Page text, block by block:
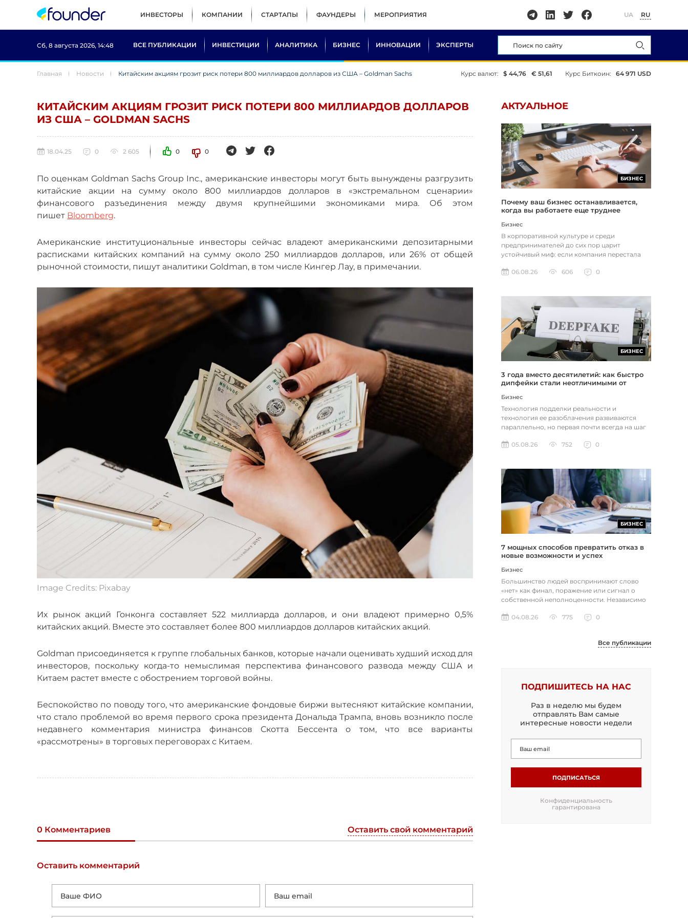
ИНВЕСТОРЫ КОМПАНИИ СТАРТАПЫ ФАУНДЕРЫ МЕРОПРИЯТИЯ UA RU
Сб, 8 августа 2026, 14:48 ВСЕ ПУБЛИКАЦИИ ИНВЕСТИЦИИ АНАЛИТИКА БИЗНЕС ИННОВАЦИИ ЭКСПЕРТЫ
Главная Новости Китайским акциям грозит риск потери 800 миллиардов долларов из США – Goldman Sachs Курс валют: $ 44,76 € 51,61 Курс Биткоин: 64 971 USD
КИТАЙСКИМ АКЦИЯМ ГРОЗИТ РИСК ПОТЕРИ 800 МИЛЛИАРДОВ ДОЛЛАРОВ
ИЗ США – GOLDMAN SACHS
18.04.25 0 2 605 0 0
По оценкам Goldman Sachs Group Inc., американские инвесторы могут быть вынуждены разгрузить
китайские акции на сумму около 800 миллиардов долларов в «экстремальном сценарии»
финансового разъединения между двумя крупнейшими экономиками мира. Об этом
пишет Bloomberg.
Американские институциональные инвесторы сейчас владеют американскими депозитарными
расписками китайских компаний на сумму около 250 миллиардов долларов, или 26% от общей
рыночной стоимости, пишут аналитики Goldman, в том числе Кингер Лау, в примечании.
Image Credits: Pixabay
Их рынок акций Гонконга составляет 522 миллиарда долларов, и они владеют примерно 0,5%
китайских акций. Вместе это составляет более 800 миллиардов долларов китайских акций.
Goldman присоединяется к группе глобальных банков, которые начали оценивать худший исход для
инвесторов, поскольку когда-то немыслимая перспектива финансового развода между США и
Китаем растет вместе с обострением торговой войны.
Беспокойство по поводу того, что американские фондовые биржи вытесняют китайские компании,
что стало проблемой во время первого срока президента Дональда Трампа, вновь возникло после
недавнего комментария министра финансов Скотта Бессента о том, что все варианты
«рассмотрены» в торговых переговорах с Китаем.
0 Комментариев Оставить свой комментарий
Оставить комментарий
АКТУАЛЬНОЕ
БИЗНЕС
Почему ваш бизнес останавливается,
когда вы работаете еще труднее
Бизнес
В корпоративной культуре и среди
предпринимателей до сих пор царит
устойчивый миф: если компания перестала
пр...06.08.26 606 0
БИЗНЕС
3 года вместо десятилетий: как быстро
дипфейки стали неотличимыми от
Бизнес
Технология подделки реальности и
технология ее разоблачения развиваются
параллельно, но первая почти всегда на шаг
05.08.26
752 0
БИЗНЕС
7 мощных способов превратить отказ в
новые возможности и успех
Бизнес
Большинство людей воспринимают слово
«нет» как финал, поражение или сигнал о
собственной неполноценности. Независимо
04.08.26
775 0
Все публикации
ПОДПИШИТЕСЬ НА НАС
Раз в неделю мы будем
отправлять Вам самые
интересные новости недели
ПОДПИСАТЬСЯ
Конфиденциальность
гарантирована